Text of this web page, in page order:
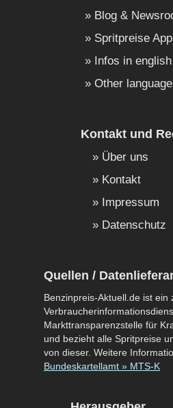
Blog &
Spritpreise App
Infos in
Other
Kontakt und
Über uns
Kontakt
Impressum
Datenschutz
Quellen /
Benzinpreis-Aktuell.de ist ein
Markttransparenzstelle für
und bezieht alle Spritpreise
von dieser. Weitere
Bundeskartellamt » MTS-K